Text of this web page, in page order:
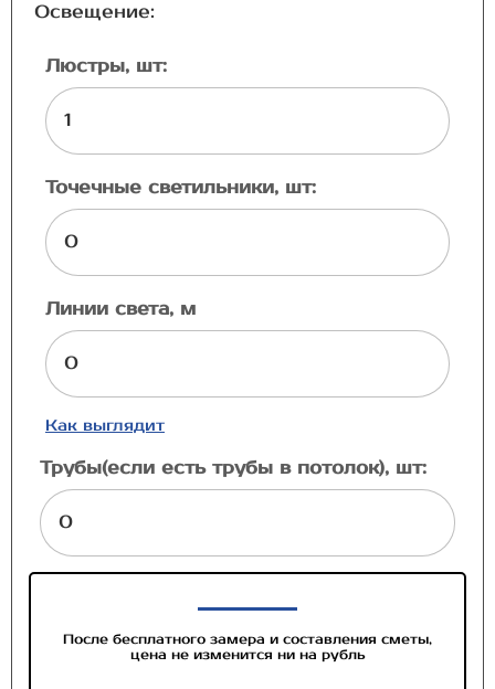
Освещение:
Люстры, шт:
Точечные светильники, шт:
Линии света, м
Как выглядит
Трубы(если есть трубы в потолок), шт:
После бесплатного замера и составления сметы,
цена не изменится ни на рубль